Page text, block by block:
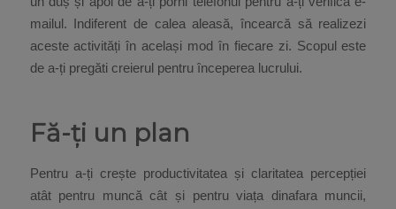
mailul. Indiferent de calea aleasă, încearcă să realizezi
aceste activități în același mod în fiecare zi. Scopul este
de a-ți pregăti creierul pentru începerea lucrului.
Fă-ți un plan
Pentru a-ți crește productivitatea și claritatea percepției
atât pentru muncă cât și pentru viața dinafara muncii,